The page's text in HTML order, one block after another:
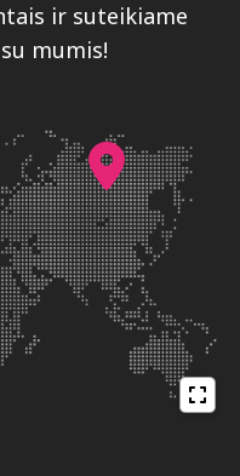
ir suteikiame
mumis!